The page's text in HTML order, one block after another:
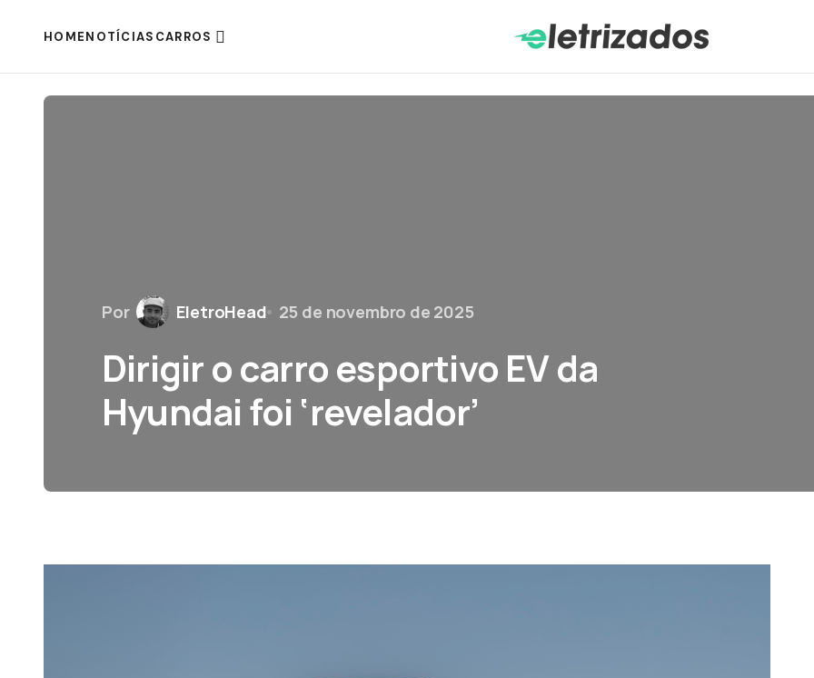
HOMENOTÍCIAS CARROS
Por EletroHead 25 de novembro de 2025
Dirigir o carro esportivo EV da
Hyundai foi ‘revelador’